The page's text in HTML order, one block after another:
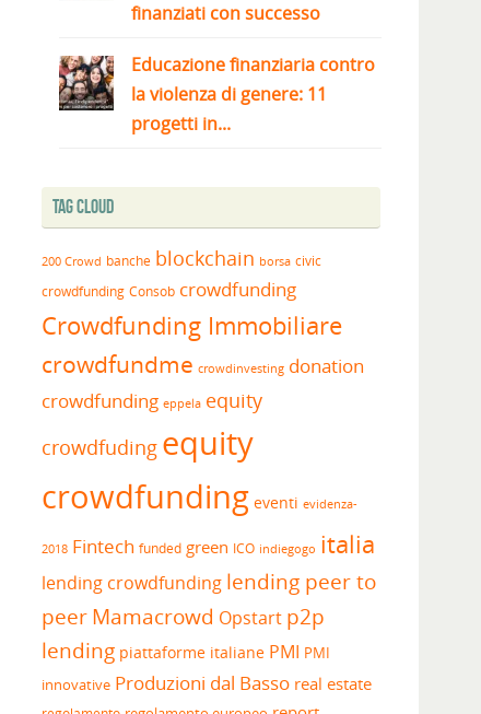
finanziati con successo
Educazione finanziaria contro
la violenza di genere: 11
progetti in...
Tag Cloud
200 Crowd banche blockchain borsa civic
crowdfunding Consob crowdfunding
Crowdfunding Immobiliare
crowdfundme crowdinvesting donation
crowdfunding eppela equity
crowdfuding equity
crowdfunding eventi evidenza-
2018 Fintech funded green ICO indiegogo italia
lending crowdfunding lending peer to
peerMamacrowd Opstart p2p
lending piattaforme italiane PMI PMI
innovative Produzioni dal Basso real estate